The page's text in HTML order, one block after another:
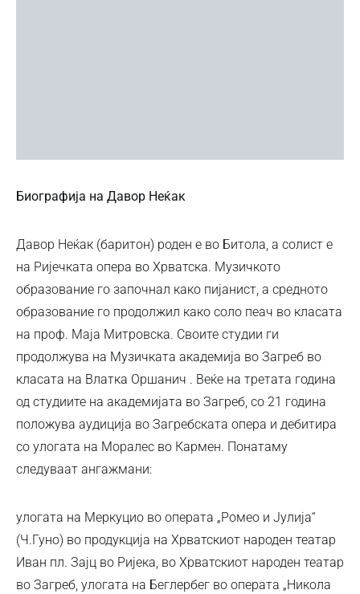
Биографија на Давор Неќак
Давор Неќак (баритон) роден е во Битола, а солист e
на Ријечката опера во Хрватска. Музичкото
образование го започнал како пијанист, а средното
образование го продолжил како соло пеач во класата
на проф. Маја Митровска. Своите студии ги
продолжува на Музичката академија во Загреб во
класата на Влатка Оршанич . Веќе на третата година
од студиите на академијата во Загреб, со 21 година
положува аудиција во Загребската опера и дебитира
со улогата на Моралес во Кармен. Понатаму
следуваат ангажмани:
улогата на Меркуцио во операта „Ромео и Јулија“
(Ч.Гуно) во продукција на Хрватскиот народен театар
Иван пл. Зајц во Ријека, во Хрватскиот народен театар
во Загреб, улогата на Беглербег во операта „Никола